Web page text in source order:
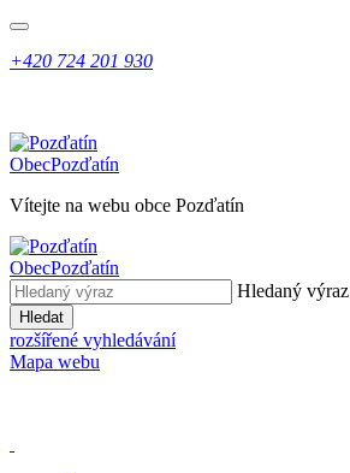
+420 724 201 930
ObecPozďatín
Vítejte na webu obce Pozďatín
ObecPozďatín
Hledaný výraz
Hledat
rozšířené vyhledávání
Mapa webu